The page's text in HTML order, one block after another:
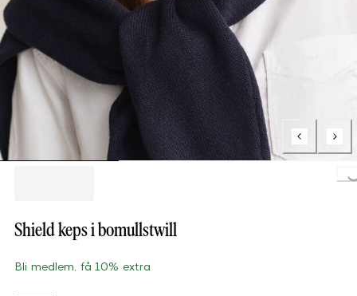
Shield keps i bomullstwill
Bli medlem, få 10% extra